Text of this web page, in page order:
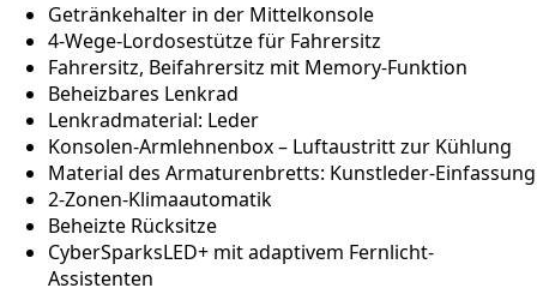
Getränkehalter in der Mittelkonsole
4-Wege-Lordosestütze für Fahrersitz
Fahrersitz, Beifahrersitz mit Memory-Funktion
Beheizbares Lenkrad
Lenkradmaterial: Leder
Konsolen-Armlehnenbox – Luftaustritt zur Kühlung
Material des Armaturenbretts: Kunstleder-Einfassung
2-Zonen-Klimaautomatik
Beheizte Rücksitze
CyberSparksLED+ mit adaptivem Fernlicht-
Assistenten